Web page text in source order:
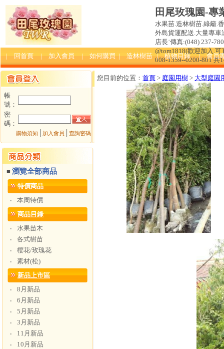
田尾玫瑰園-專
水果苗.造林樹苗.綠籬.
外島貨運配送.大量專車
店長˙傳真:(048) 237-
@tom1818(歡迎加入.
008-1359--0200-801 共
| 回首頁 | 加入會員 | 如何購買 | 造林樹苗 | 植物目錄 | 會員
帳
號：
密
碼：
購物須知 加入會員 查詢密碼
■瀏覽全部商品
特價商品
‧
本周特價
商品目錄
‧
水果苗木
‧
各式樹苗
‧
櫻花/玫瑰花
‧
素材(松)
新品上市區
‧
8月新品
‧
6月新品
‧
5月新品
‧
3月新品
‧
11月新品
‧
10月新品
您目前的位置： 首頁 > 庭園用樹 > 大型庭園